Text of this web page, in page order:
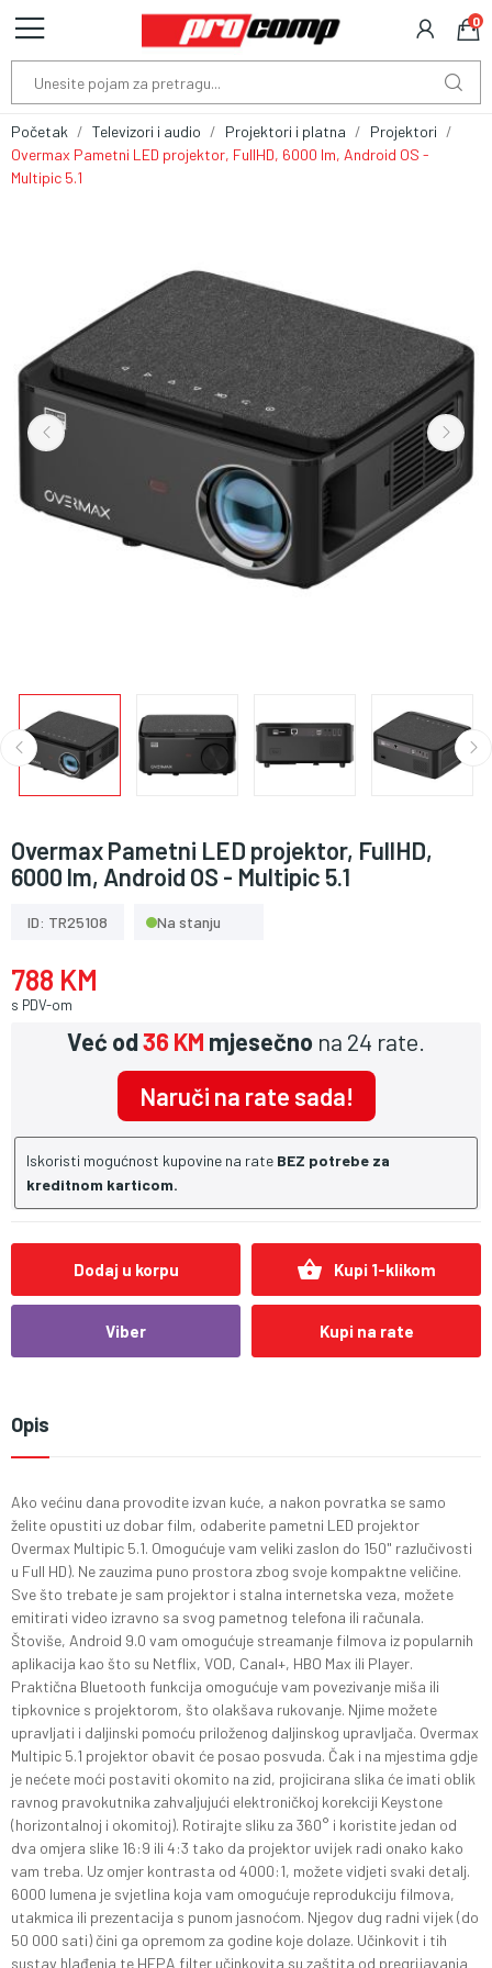
0
Početak Televizori i audio Projektori i platna
Projektori
Overmax Pametni LED projektor, FullHD, 6000 lm, Android OS -
Multipic 5.1
Overmax Pametni LED projektor, FullHD,
6000 lm, Android OS - Multipic 5.1
ID: TR25108 Na stanju
788 KM
s PDV-om
Već od36 KM mjesečno na 24 rate.
Naruči na rate sada!
Iskoristi mogućnost kupovine na rate BEZ potrebe za
kreditnom karticom.
Dodaj u korpu shopping_basket Kupi 1-klikom
Viber Kupi na rate
Opis
Ako većinu dana provodite izvan kuće, a nakon povratka se samo
želite opustiti uz dobar film, odaberite pametni LED projektor
Overmax Multipic 5.1. Omogućuje vam veliki zaslon do 150" razlučivosti
u Full HD). Ne zauzima puno prostora zbog svoje kompaktne veličine.
Sve što trebate je sam projektor i stalna internetska veza, možete
emitirati video izravno sa svog pametnog telefona ili računala.
Štoviše, Android 9.0 vam omogućuje streamanje filmova iz popularnih
aplikacija kao što su Netflix, VOD, Canal+, HBO Max ili Player.
Praktična Bluetooth funkcija omogućuje vam povezivanje miša ili
tipkovnice s projektorom, što olakšava rukovanje. Njime možete
upravljati i daljinski pomoću priloženog daljinskog upravljača. Overmax
Multipic 5.1 projektor obavit će posao posvuda. Čak i na mjestima gdje
je nećete moći postaviti okomito na zid, projicirana slika će imati oblik
ravnog pravokutnika zahvaljujući elektroničkoj korekciji Keystone
(horizontalnoj i okomitoj). Rotirajte sliku za 360° i koristite jedan od
dva omjera slike 16:9 ili 4:3 tako da projektor uvijek radi onako kako
vam treba. Uz omjer kontrasta od 4000:1, možete vidjeti svaki detalj.
6000 lumena je svjetlina koja vam omogućuje reprodukciju filmova,
utakmica ili prezentacija s punom jasnoćom. Njegov dug radni vijek (do
50 000 sati) čini ga opremom za godine koje dolaze. Učinkovit i tih
sustav hlađenja te HEPA filter učinkovita su zaštita od pregrijavanja